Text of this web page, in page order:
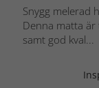
Snygg melerad
Denna matta
samt god kval...